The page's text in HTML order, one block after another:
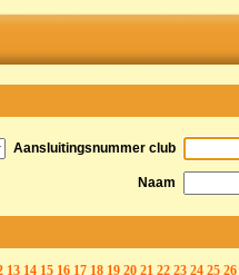
Aansluitingsnummer club
Naam
13 14 15 16 17 18 19 20 21 22 23 24 25 26